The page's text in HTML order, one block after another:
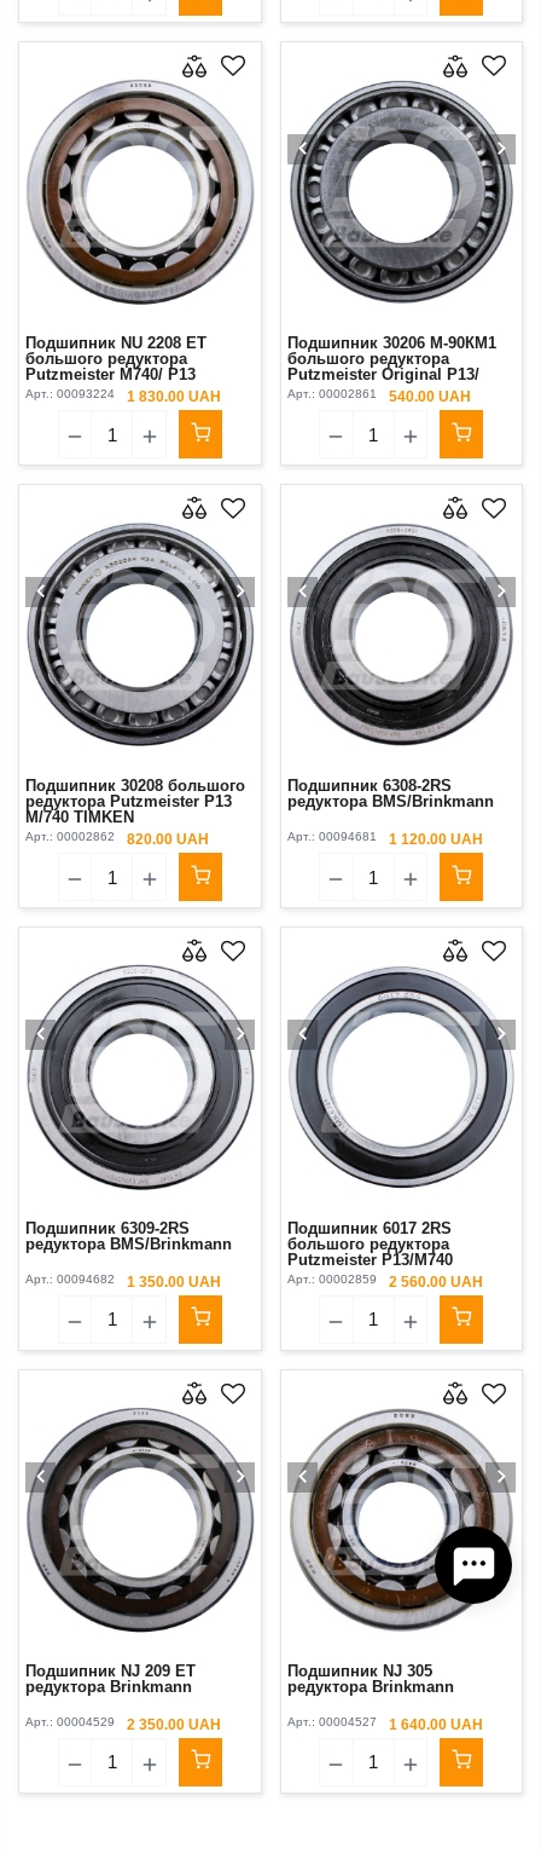
Подшипник NU 2208 ET
большого редуктора
Putzmeister M740/ Р13
Арт.: 00093224 1 830.00 UAH
Подшипник 30206 М-90КМ1
большого редуктора
Putzmeister Original P13/
М740
Арт.: 00002861 540.00 UAH
Подшипник 30208 большого
редуктора Putzmeister P13
М/740 TIMKEN
Арт.: 00002862 820.00 UAH
Подшипник 6308-2RS
редуктора BMS/Brinkmann
Арт.: 00094681 1 120.00 UAH
Подшипник 6309-2RS
редуктора BMS/Brinkmann
Арт.: 00094682 1 350.00 UAH
Подшипник 6017 2RS
большого редуктора
Putzmeister P13/М740
Арт.: 00002859 2 560.00 UAH
Подшипник NJ 209 ЕТ
редуктора Brinkmann
Арт.: 00004529 2 350.00 UAH
Подшипник NJ 305
редуктора Brinkmann
Арт.: 00004527 1 640.00 UAH